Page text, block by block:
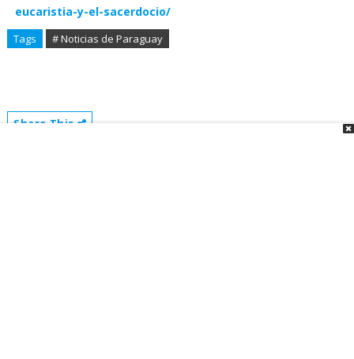
eucaristia-y-el-sacerdocio/
Tags # Noticias de Paraguay
Share This